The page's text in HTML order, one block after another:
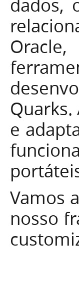
dados,
e
Vamos
nosso